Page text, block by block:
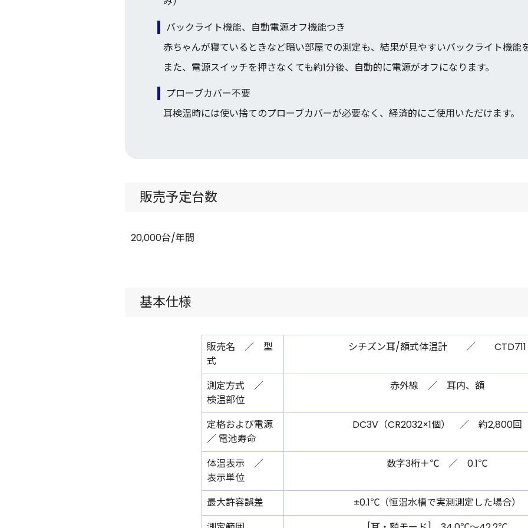
バックライト機能、自動電源オフ機能つき
赤ちゃんが寝ているときなど暗い部屋での測定も、結果が見やすいバックライト機能
また、電源スイッチを押さなくても約1分後、自動的に電源がオフになります。
プローブカバー不要
耳検温時には使い捨てのプローブカバーが必要なく、経済的にご使用いただけます。
販売予定台数
20,000台/年間
基本仕様
販売名 ／ 型
式
シチズン耳/額式体温計 ／ CTD711
測定方式 ／
検温部位
赤外線 ／ 耳内、額
定格および電源
／ 電池寿命
DC3V（CR2032×1個） ／ 約2,800回
体温表示 ／
表示単位
数字3桁＋℃ ／ 0.1℃
最大許容誤差
±0.1℃（恒温水槽で実測測定した場合）